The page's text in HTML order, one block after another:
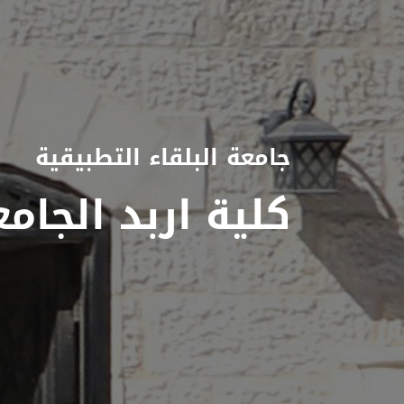
جامعة البلقاء التطبيقية
كلية اربد